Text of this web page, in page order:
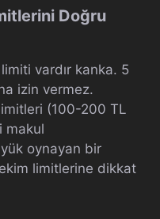
Doğru
vardır kanka. 5
izin vermez.
(100-200 TL
makul
oynayan bir
limitlerine dikkat